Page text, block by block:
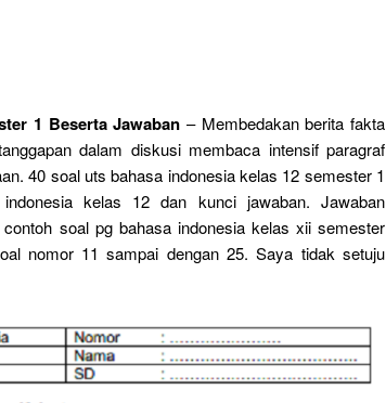
1 Beserta Jawaban – Membedakan berita fakta
dalam diskusi membaca intensif paragraf
40 soal uts bahasa indonesia kelas 12 semester 1
kelas 12 dan kunci jawaban. Jawaban
soal pg bahasa indonesia kelas xii semester
nomor 11 sampai dengan 25. Saya tidak setuju